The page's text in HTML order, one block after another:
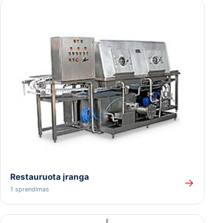
Restauruota įranga
1 sprendimas
→